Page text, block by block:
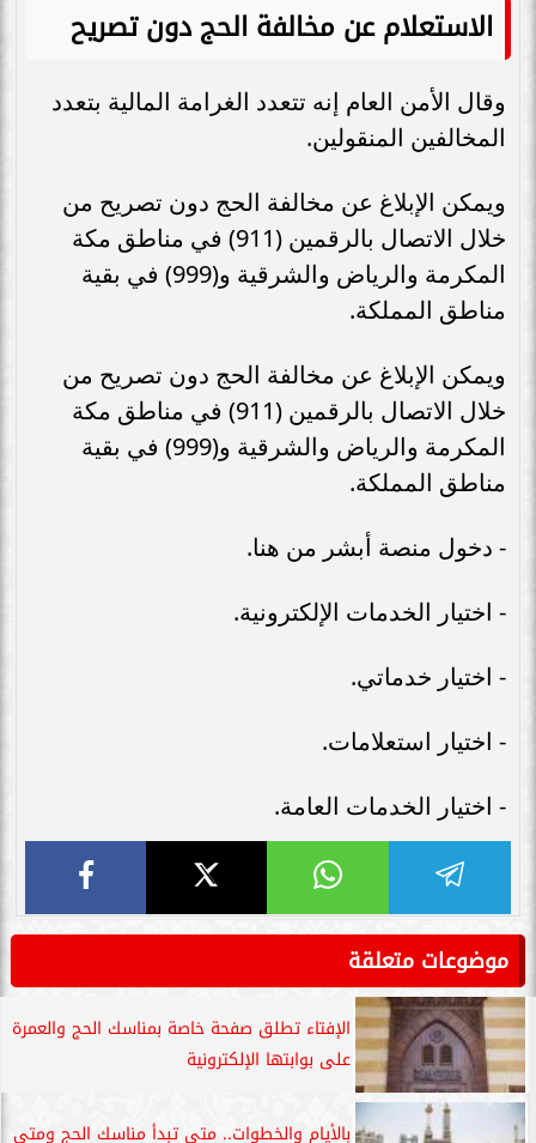
الاستعلام عن مخالفة الحج دون تصريح
وقال الأمن العام إنه تتعدد الغرامة المالية بتعدد
المخالفين المنقولين.
ويمكن الإبلاغ عن مخالفة الحج دون تصريح من
خلال الاتصال بالرقمين (911) في مناطق مكة
المكرمة والرياض والشرقية و(999) في بقية
مناطق المملكة.
ويمكن الإبلاغ عن مخالفة الحج دون تصريح من
خلال الاتصال بالرقمين (911) في مناطق مكة
المكرمة والرياض والشرقية و(999) في بقية
مناطق المملكة.
- دخول منصة أبشر من هنا.
- اختيار الخدمات الإلكترونية.
- اختيار خدماتي.
- اختيار استعلامات.
- اختيار الخدمات العامة.
موضوعات متعلقة
الإفتاء تطلق صفحة خاصة بمناسك الحج والعمرة
على بوابتها الإلكترونية
بالأيام والخطوات.. متى تبدأ مناسك الحج ومتى